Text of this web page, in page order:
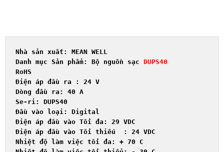
Nhà sản xuất: MEAN WELL
Danh mục Sản phẩm: Bộ nguồn sạc DUPS40
RoHS
Điện áp đầu ra
: 24 V
Dòng đầu ra: 40 A
Se-ri: DUPS40
Đầu vào loại: Digital
Điện áp đầu vào Tối đa: 29 VDC
Điện áp đầu vào Tối t hiếu
: 24 VDC
Nhiệt độ làm việc tối đa: + 70 C